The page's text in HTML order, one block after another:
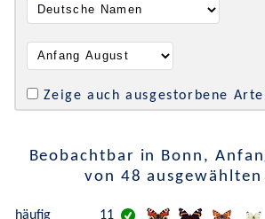
Zeige auch ausgestorbene
Beobachtbar in Bonn,
von 48
häufig 11